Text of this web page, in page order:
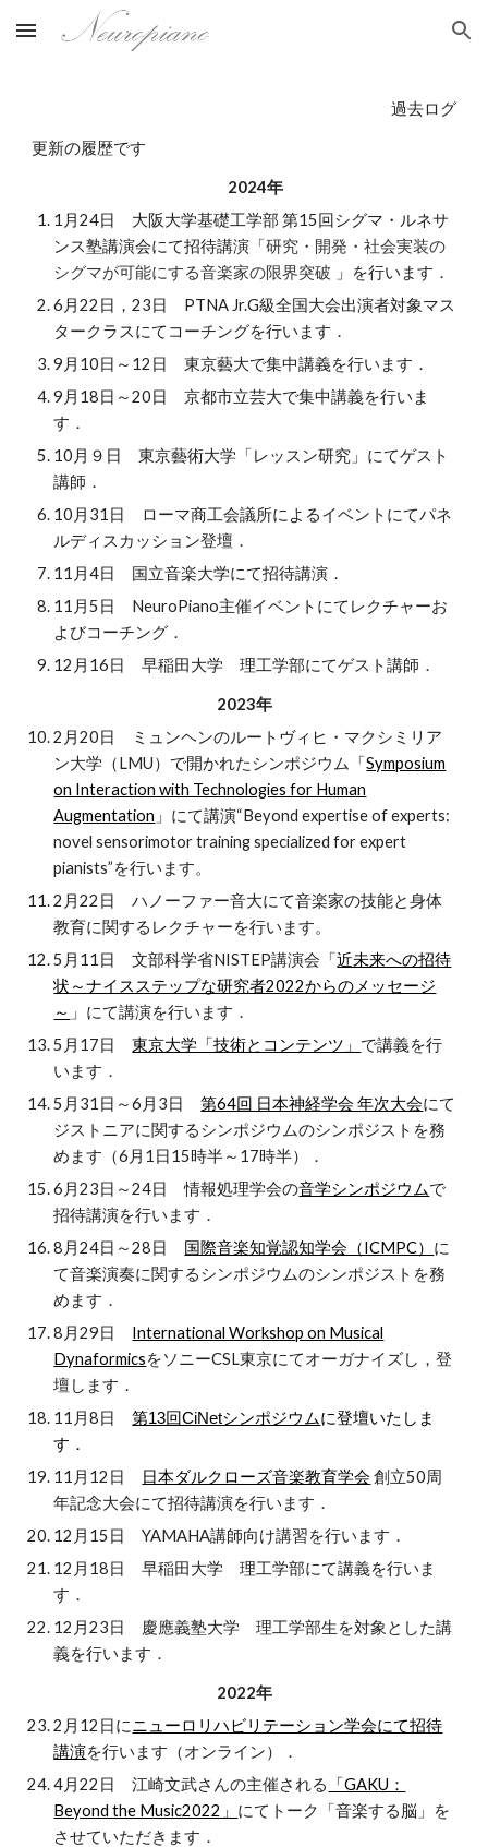
Skip to main content Skip to navigation
過去ログ
更新の履歴です
2024年
1月24日 大阪大学基礎工学部 第15回シグマ・ルネサ
ンス塾講演会にて招待講演「研究・開発・社会実装の
シグマが可能にする音楽家の限界突破
」を行います．
6月22日，23日 PTNA Jr.G級全国大会出演者対象マス
タークラスにてコーチングを行います．
9月10日～12日 東京藝大で集中講義を行います．
9月18日～20日 京都市立芸大で集中講義を行いま
す．
10月９日 東京藝術大学「レッスン研究」にてゲスト
講師．
10月31日 ローマ商工会議所によるイベントにてパネ
ルディスカッション登壇．
11月4日 国立音楽大学にて招待講演．
11月5日 NeuroPiano主催イベントにてレクチャーお
よびコーチング．
12月16日 早稲田大学 理工学部にてゲスト講師．
2023年
2月20日 ミュンヘンのルートヴィヒ・マクシミリア
ン大学（LMU）で開かれたシンポジウム「Symposium
on Interaction with Technologies for Human
Augmentation 」にて講演“Beyond expertise of experts:
novel sensorimotor training specialized for expert
pianists”を行います。
2月22日 ハノーファー音大にて音楽家の技能と身体
教育に関するレクチャーを行います。
5月11日 文部科学省NISTEP講演会「近未来への招待
状～ナイスステップな研究者2022からのメッセージ
～ 」にて講演を行います．
5月17日東京大学「技術とコンテンツ」 で講義を行
います．
5月31日～6月3日第64回 日本神経学会 年次大会にて
ジストニアに関するシンポジウムのシンポジストを務
めます（6月1日15時半～17時半）．
6月23日～24日 情報処理学会の音学シンポジウムで
招待講演を行います．
8月24日～28日 国際音楽知覚認知学会（ICMPC） に
て音楽演奏に関するシンポジウムのシンポジストを務
めます．
8月29日 International Workshop on Musical
DynaformicsをソニーCSL東京にてオーガナイズし，登
壇します．
11月8日第13回CiNetシンポジウムに登壇いたしま
す．
11月12日 ​日本ダルクローズ音楽教育学会 創立50周
年記念大会にて招待講演を行います．
12月15日 YAMAHA講師向け講習を行います．
12月18日 早稲田大学 理工学部にて講義を行いま
す．
12月23日 慶應義塾大学 理工学部生を対象とした講
義を行います．
2022年
2月12日にニューロリハビリテーション学会にて招待
講演を行います（オンライン）．
4月22日 江崎文武さんの主催される
「GAKU：
Beyond the Music2022」 にてトーク「音楽する脳」を
させていただきます．